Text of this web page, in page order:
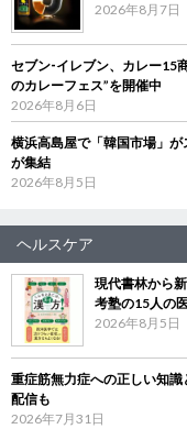
2026年8月7日
セブン‐イレブン、カレー
のカレーフェス”を開催中
2026年8月6日
横浜高島屋で「韓国市場」
が集結
2026年8月5日
ヘルスケア
現代書林から
考塾の15人の
2026年8月5日
重症筋無力症への正しい知
配信も
2026年7月31日